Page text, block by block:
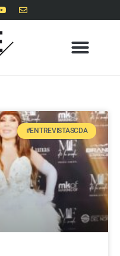
#ENTREVISTASCDA